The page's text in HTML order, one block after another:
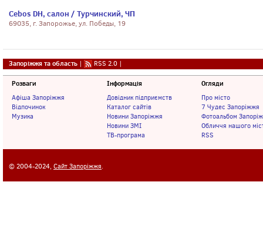
Сebos DH, салон / Турчинский, ЧП
69035, г. Запорожье, ул. Победы, 19
Запоріжжя та область | RSS 2.0 |
Розваги
Афіша Запоріжжя
Відпочинок
Музика
Інформація
Довідник підприємств
Каталог сайтів
Новини Запоріжжя
Новини ЗМІ
ТВ-програма
Огляди
Про місто
7 Чудес Запоріжжя
Фотоальбом
Обличчя нашого
RSS
© 2004-2024, Сайт Запоріжжя.